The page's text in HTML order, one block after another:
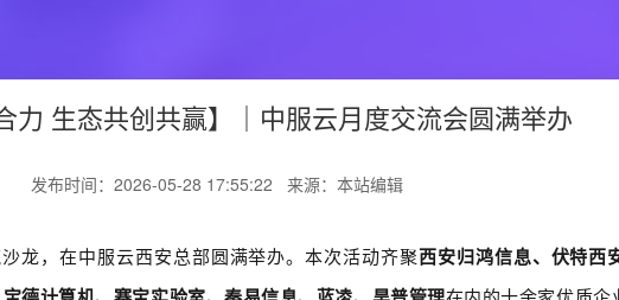
力 生态共创共赢】｜中服云月度交流会圆满举办
发布时间：2026-05-28 17:55:22 来源：本站编辑